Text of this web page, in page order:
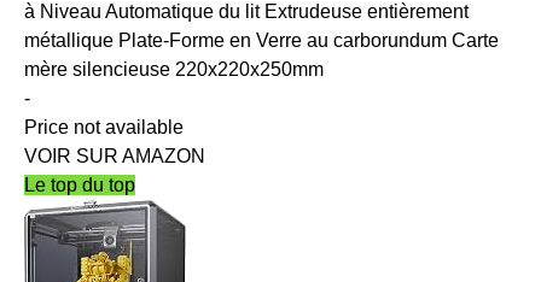
à Niveau Automatique du lit Extrudeuse entièrement
métallique Plate-Forme en Verre au carborundum Carte
mère silencieuse 220x220x250mm
-
Price not available
VOIR SUR AMAZON
Le top du top